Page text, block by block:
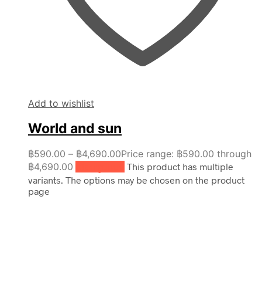
Add to wishlist
World and sun
฿590.00 – ฿4,690.00Price range: ฿590.00 through
฿4,690.00
This product has multiple
variants. The options may be chosen on the product
page